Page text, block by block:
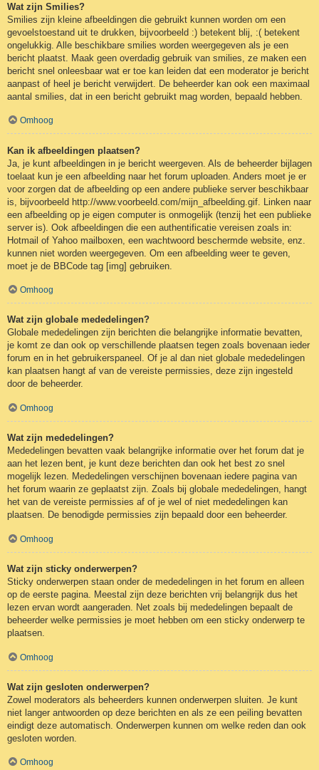
Wat zijn Smilies?
Smilies zijn kleine afbeeldingen die gebruikt kunnen worden om een
gevoelstoestand uit te drukken, bijvoorbeeld :) betekent blij, :( betekent
ongelukkig. Alle beschikbare smilies worden weergegeven als je een
bericht plaatst. Maak geen overdadig gebruik van smilies, ze maken een
bericht snel onleesbaar wat er toe kan leiden dat een moderator je bericht
aanpast of heel je bericht verwijdert. De beheerder kan ook een maximaal
aantal smilies, dat in een bericht gebruikt mag worden, bepaald hebben.
Omhoog
Kan ik afbeeldingen plaatsen?
Ja, je kunt afbeeldingen in je bericht weergeven. Als de beheerder bijlagen
toelaat kun je een afbeelding naar het forum uploaden. Anders moet je er
voor zorgen dat de afbeelding op een andere publieke server beschikbaar
is, bijvoorbeeld http://www.voorbeeld.com/mijn_afbeelding.gif. Linken naar
een afbeelding op je eigen computer is onmogelijk (tenzij het een publieke
server is). Ook afbeeldingen die een authentificatie vereisen zoals in:
Hotmail of Yahoo mailboxen, een wachtwoord beschermde website, enz.
kunnen niet worden weergegeven. Om een afbeelding weer te geven,
moet je de BBCode tag [img] gebruiken.
Omhoog
Wat zijn globale mededelingen?
Globale mededelingen zijn berichten die belangrijke informatie bevatten,
je komt ze dan ook op verschillende plaatsen tegen zoals bovenaan ieder
forum en in het gebruikerspaneel. Of je al dan niet globale mededelingen
kan plaatsen hangt af van de vereiste permissies, deze zijn ingesteld
door de beheerder.
Omhoog
Wat zijn mededelingen?
Mededelingen bevatten vaak belangrijke informatie over het forum dat je
aan het lezen bent, je kunt deze berichten dan ook het best zo snel
mogelijk lezen. Mededelingen verschijnen bovenaan iedere pagina van
het forum waarin ze geplaatst zijn. Zoals bij globale mededelingen, hangt
het van de vereiste permissies af of je wel of niet mededelingen kan
plaatsen. De benodigde permissies zijn bepaald door een beheerder.
Omhoog
Wat zijn sticky onderwerpen?
Sticky onderwerpen staan onder de mededelingen in het forum en alleen
op de eerste pagina. Meestal zijn deze berichten vrij belangrijk dus het
lezen ervan wordt aangeraden. Net zoals bij mededelingen bepaalt de
beheerder welke permissies je moet hebben om een sticky onderwerp te
plaatsen.
Omhoog
Wat zijn gesloten onderwerpen?
Zowel moderators als beheerders kunnen onderwerpen sluiten. Je kunt
niet langer antwoorden op deze berichten en als ze een peiling bevatten
eindigt deze automatisch. Onderwerpen kunnen om welke reden dan ook
gesloten worden.
Omhoog